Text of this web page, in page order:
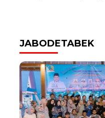
JABODETABEK